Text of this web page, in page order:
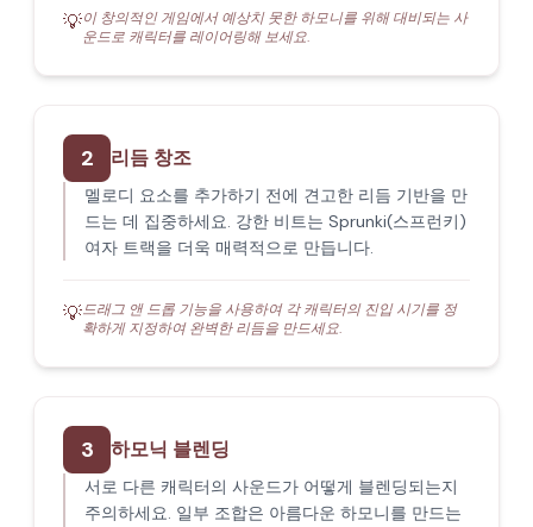
💡이 창의적인 게임에서 예상치 못한 하모니를 위해 대비되는 사
운드로 캐릭터를 레이어링해 보세요.
2 리듬 창조
멜로디 요소를 추가하기 전에 견고한 리듬 기반을 만
드는 데 집중하세요. 강한 비트는 Sprunki(스프런키)
여자 트랙을 더욱 매력적으로 만듭니다.
💡드래그 앤 드롭 기능을 사용하여 각 캐릭터의 진입 시기를 정
확하게 지정하여 완벽한 리듬을 만드세요.
3 하모닉 블렌딩
서로 다른 캐릭터의 사운드가 어떻게 블렌딩되는지
주의하세요. 일부 조합은 아름다운 하모니를 만드는